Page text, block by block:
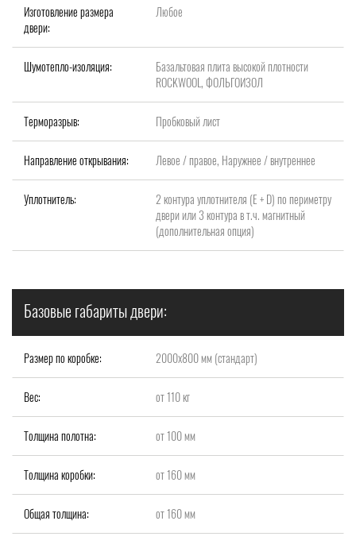
Изготовление размера
двери:
Любое
Шумотепло-изоляция:
Базальтовая плита высокой плотности
ROCKWOOL, ФОЛЬГОИЗОЛ
Терморазрыв: Пробковый лист
Направление открывания: Левое / правое, Наружнее / внутреннее
Уплотнитель:
2 контура уплотнителя (Е + D) по периметру
двери или 3 контура в т.ч. магнитный
(дополнительная опция)
Базовые габариты двери:
Размер по коробке: 2000x800 мм (стандарт)
Вес: от 110 кг
Толщина полотна: от 100 мм
Толщина коробки: от 160 мм
Общая толщина: от 160 мм